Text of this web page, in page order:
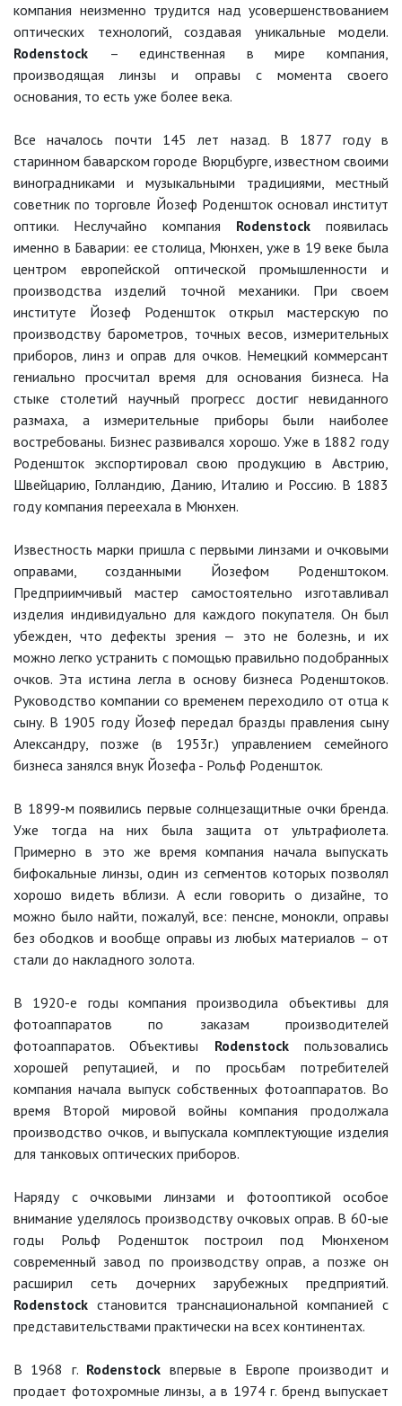
компания неизменно трудится над усовершенствованием
оптических технологий, создавая уникальные модели.
Rodenstock
– единственная в мире компания,
производящая линзы и оправы с момента своего
основания, то есть уже более века.
Все началось почти 145 лет назад. В 1877 году в
старинном баварском городе Вюрцбурге, известном своими
виноградниками и музыкальными традициями, местный
советник по торговле Йозеф Роденшток основал институт
оптики. Неслучайно компания Rodenstock появилась
именно в Баварии: ее столица, Мюнхен, уже в 19 веке была
центром европейской оптической промышленности и
производства изделий точной механики. При своем
институте Йозеф Роденшток открыл мастерскую по
производству барометров, точных весов, измерительных
приборов, линз и оправ для очков. Немецкий коммерсант
гениально просчитал время для основания бизнеса. На
стыке столетий научный прогресс достиг невиданного
размаха, а измерительные приборы были наиболее
востребованы. Бизнес развивался хорошо. Уже в 1882 году
Роденшток экспортировал свою продукцию в Австрию,
Швейцарию, Голландию, Данию, Италию и Россию. В 1883
году компания переехала в Мюнхен.
Известность марки пришла с первыми линзами и очковыми
оправами, созданными Йозефом Роденштоком.
Предприимчивый мастер самостоятельно изготавливал
изделия индивидуально для каждого покупателя. Он был
убежден, что дефекты зрения — это не болезнь, и их
можно легко устранить с помощью правильно подобранных
очков. Эта истина легла в основу бизнеса Роденштоков.
Руководство компании со временем переходило от отца к
сыну. В 1905 году Йозеф передал бразды правления сыну
Александру, позже (в 1953г.) управлением семейного
бизнеса занялся внук Йозефа - Рольф Роденшток.
В 1899-м появились первые солнцезащитные очки бренда.
Уже тогда на них была защита от ультрафиолета.
Примерно в это же время компания начала выпускать
бифокальные линзы, один из сегментов которых позволял
хорошо видеть вблизи. А если говорить о дизайне, то
можно было найти, пожалуй, все: пенсне, монокли, оправы
без ободков и вообще оправы из любых материалов – от
стали до накладного золота.
В 1920-е годы компания производила объективы для
фотоаппаратов по заказам производителей
фотоаппаратов. Объективы Rodenstockпользовались
хорошей репутацией, и по просьбам потребителей
компания начала выпуск собственных фотоаппаратов. Во
время Второй мировой войны компания продолжала
производство очков, и выпускала комплектующие изделия
для танковых оптических приборов.
Наряду с очковыми линзами и фотооптикой особое
внимание уделялось производству очковых оправ. В 60-ые
годы Рольф Роденшток построил под Мюнхеном
современный завод по производству оправ, а позже он
расширил сеть дочерних зарубежных предприятий.
Rodenstock становится транснациональной компанией с
представительствами практически на всех континентах.
В 1968 г. Rodenstock впервые в Европе производит и
продает фотохромные линзы, а в 1974 г. бренд выпускает